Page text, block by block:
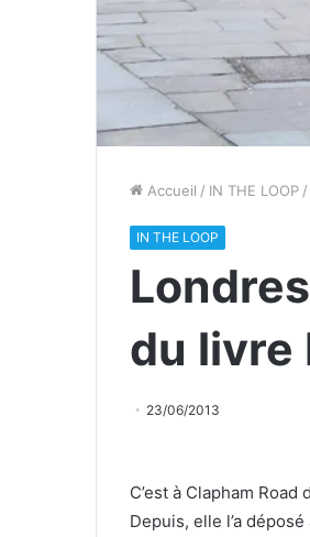
Accueil / IN THE LOOP /
IN THE LOOP
du livre
23/06/2013
C’est à Clapham
Depuis, elle l’a